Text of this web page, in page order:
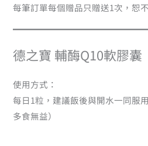
每筆訂單每個贈品只贈送1次，恕
德之寶 輔酶Q10軟膠囊
使用方式：
每日1粒，建議飯後與開水一同服
多食無益）